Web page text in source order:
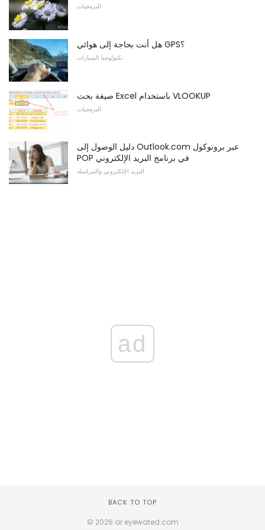
البرمجيات
هل أنت بحاجة إلى هوائي GPS؟
تكنولوجيا السيارات
صيغة بحث Excel باستخدام VLOOKUP
البرمجيات
دليل الوصول إلى Outlook.com عبر بروتوكول
POP في برنامج البريد الإلكتروني
البريد الإلكتروني والمراسلة
ad
BACK TO TOP
© 2026 ar.eyewated.com